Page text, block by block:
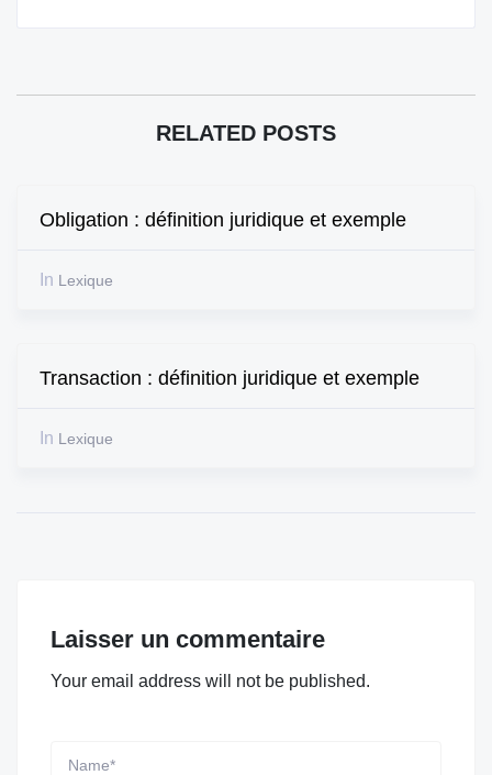
RELATED POSTS
Obligation : définition juridique et exemple
In Lexique
Transaction : définition juridique et exemple
In Lexique
Laisser un commentaire
Your email address will not be published.